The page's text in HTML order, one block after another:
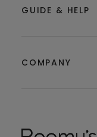
GUIDE & HELP
COMPANY